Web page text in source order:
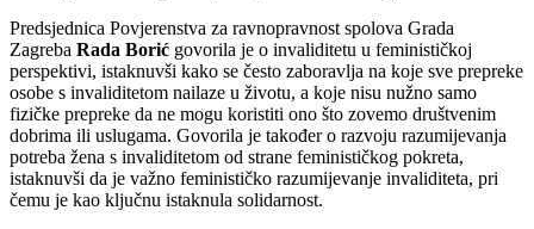
Predsjednica Povjerenstva za ravnopravnost spolova Grada
Zagreba Rada Borić govorila je o invaliditetu u feminističkoj
perspektivi, istaknuvši kako se često zaboravlja na koje sve prepreke
osobe s invaliditetom nailaze u životu, a koje nisu nužno samo
fizičke prepreke da ne mogu koristiti ono što zovemo društvenim
dobrima ili uslugama. Govorila je također o razvoju razumijevanja
potreba žena s invaliditetom od strane feminističkog pokreta,
istaknuvši da je važno feminističko razumijevanje invaliditeta, pri
čemu je kao ključnu istaknula solidarnost.